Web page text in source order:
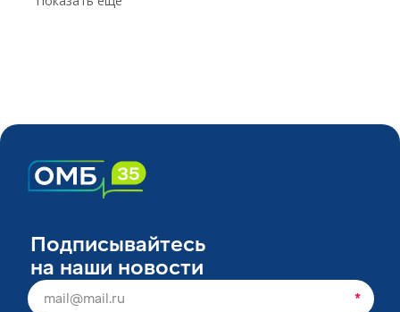
Подписывайтесь
на наши новости
*